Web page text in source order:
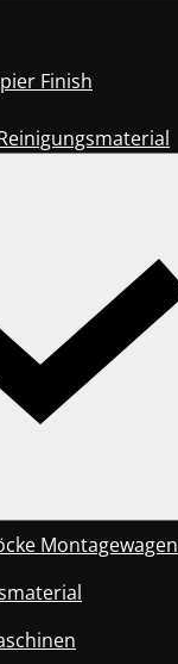
Finish
Montagewagen